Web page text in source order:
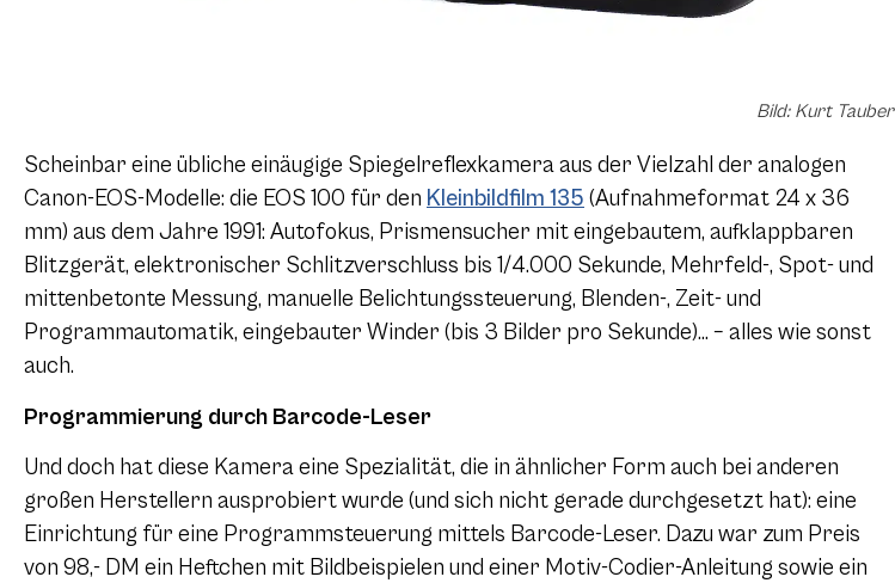
Bild: Kurt Tauber
Scheinbar eine übliche einäugige Spiegelreflexkamera aus der Vielzahl der analogen
Canon-EOS-Modelle: die EOS 100 für den Kleinbildfilm 135 (Aufnahmeformat 24 x 36
mm) aus dem Jahre 1991: Autofokus, Prismensucher mit eingebautem, aufklappbaren
Blitzgerät, elektronischer Schlitzverschluss bis 1/4.000 Sekunde, Mehrfeld-, Spot- und
mittenbetonte Messung, manuelle Belichtungssteuerung, Blenden-, Zeit- und
Programmautomatik, eingebauter Winder (bis 3 Bilder pro Sekunde)… – alles wie sonst
auch.
Programmierung durch Barcode-Leser
Und doch hat diese Kamera eine Spezialität, die in ähnlicher Form auch bei anderen
großen Herstellern ausprobiert wurde (und sich nicht gerade durchgesetzt hat): eine
Einrichtung für eine Programmsteuerung mittels Barcode-Leser. Dazu war zum Preis
von 98,- DM ein Heftchen mit Bildbeispielen und einer Motiv-Codier-Anleitung sowie ein